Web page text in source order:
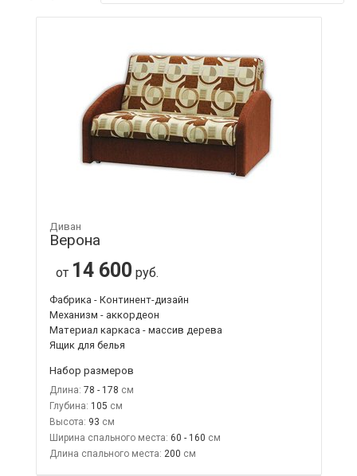
Диван
Верона
от 14 600 руб.
Фабрика - Континент-дизайн
Механизм - аккордеон
Материал каркаса - массив дерева
Ящик для белья
Набор размеров
Длина: 78 - 178
Глубина: 105
Высота: 93
Ширина спального места: 60 - 160
Длина спального места: 200